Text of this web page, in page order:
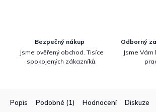
Bezpečný nákup
Jsme ověřený obchod. Tisíce
spokojených zákazníků.
Odborný
Jsme
Popis Podobné (1) Hodnocení Diskuze